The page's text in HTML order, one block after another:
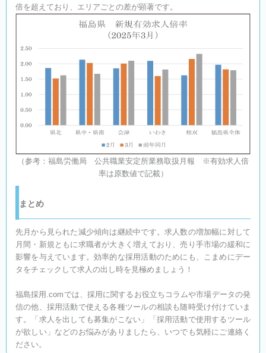
倍を超えており、エリアごとの差が顕著です。
（参考：福島労働局 公共職業安定所業務取扱月報 ※有効求人倍
率は原数値で記載）
まとめ
先月から見られた減少傾向は継続中です。求人数の増加幅に対して
月間・新規ともに求職者が大きく増えており、売り手市場の緩和に
影響を与えています。効率的な採用活動のためにも、こまめにデー
タをチェックして求人の出し時を見極めましょう！
福島採用.comでは、採用に関するお役立ちコラムや市場データの発
信の他、採用活動で使える各種ツールの相談も随時受け付けていま
す。「求人を出しても募集がこない」「採用活動で使用するツール
が欲しい」などのお悩みがありましたら、いつでも気軽にご連絡く
ださい。